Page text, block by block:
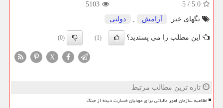
5.0
/
5
5103
تگهای خبر:
آرامش , دولتی
این مطلب را می پسندید؟ (1)
(0)
X
تازه ترین مطالب مرتبط
اطلاعیه سازمان امور مالیاتی برای مودیان خسارت دیده از جنگ